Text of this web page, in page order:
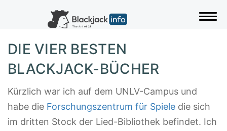
DIE VIER BESTEN
BLACKJACK-BÜCHER
Kürzlich war ich auf dem UNLV-Campus und
habe die Forschungszentrum für Spiele die sich
im dritten Stock der Lied-Bibliothek befindet. Ich